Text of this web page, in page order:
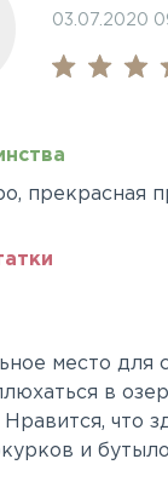
03.07.2020
прекрасная
место для
в
Нравится, что
и